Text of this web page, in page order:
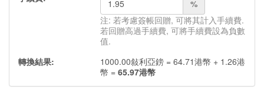
%
注: 若考慮簽帳回贈, 可將其計入手續費.
若回贈高過手續費, 可將手續費設為負數
值.
轉換結果:
1000.00敍利亞鎊 = 64.71港幣 + 1.26港
幣 = 65.97港幣